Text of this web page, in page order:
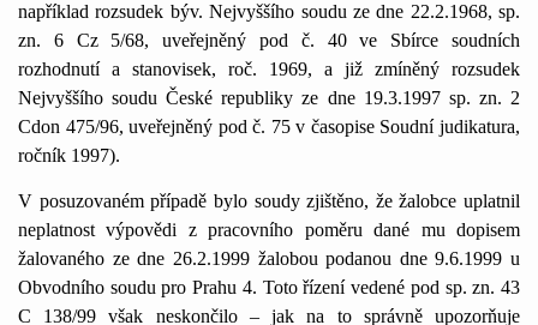
například rozsudek býv. Nejvyššího soudu ze dne 22.2.1968, sp.
zn. 6 Cz 5/68, uveřejněný pod č. 40 ve Sbírce soudních
rozhodnutí a stanovisek, roč. 1969, a již zmíněný rozsudek
Nejvyššího soudu České republiky ze dne 19.3.1997 sp. zn. 2
Cdon 475/96, uveřejněný pod č. 75 v časopise Soudní judikatura,
ročník 1997).
V posuzovaném případě bylo soudy zjištěno, že žalobce uplatnil
neplatnost výpovědi z pracovního poměru dané mu dopisem
žalovaného ze dne 26.2.1999 žalobou podanou dne 9.6.1999 u
Obvodního soudu pro Prahu 4. Toto řízení vedené pod sp. zn. 43
C 138/99 však neskončilo – jak na to správně upozorňuje